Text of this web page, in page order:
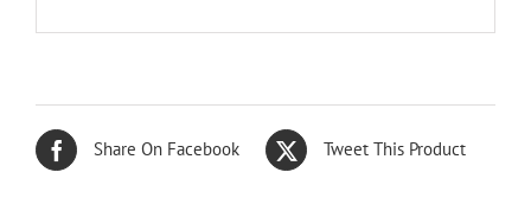
Share On Facebook Tweet This Product